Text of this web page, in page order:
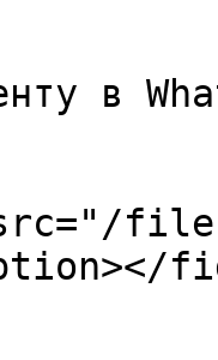
в
files/